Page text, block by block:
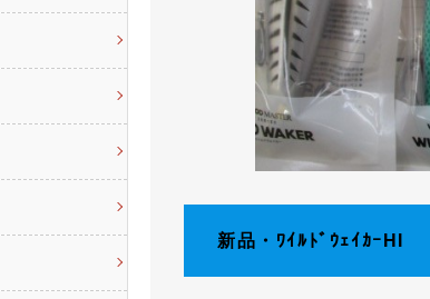
新品・ﾜｲﾙﾄﾞｳｪｲｶｰHI